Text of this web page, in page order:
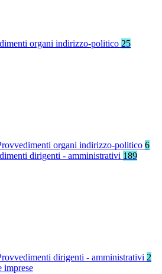
organi indirizzo-politico 25
organi indirizzo-politico 6
dirigenti - amministrativi 189
dirigenti - amministrativi 2
imprese